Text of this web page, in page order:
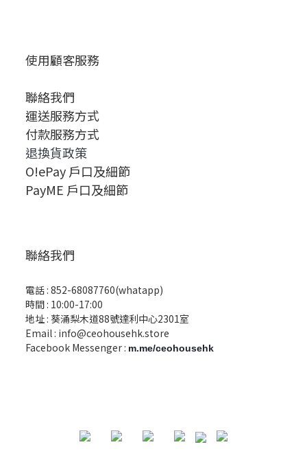
使用顧客服務
聯絡我們
運送服務方式
付款服務方式
退換貨政策
O!ePay 戶口及細節
PayME 戶口及細節
聯絡我們
電話 : 852-68087760(whatapp)
時間 : 10:00-17:00
地址 : 葵涌梨木道88號達利中心2301室
Email : info@ceohousehk.store
Facebook Messenger : m.me/ceohousehk